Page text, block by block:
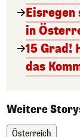
in
15 Grad!
das
Weitere
Österreich